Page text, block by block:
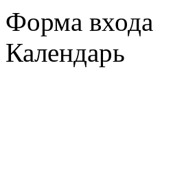
Форма входа
Календарь